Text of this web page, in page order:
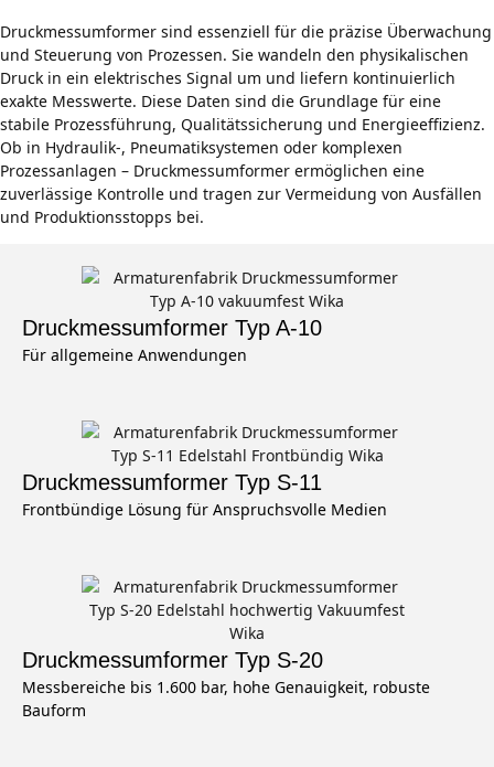
Druckmessumformer sind essenziell für die präzise Überwachung
und Steuerung von Prozessen. Sie wandeln den physikalischen
Druck in ein elektrisches Signal um und liefern kontinuierlich
exakte Messwerte. Diese Daten sind die Grundlage für eine
stabile Prozessführung, Qualitätssicherung und Energieeffizienz.
Ob in Hydraulik-, Pneumatiksystemen oder komplexen
Prozessanlagen – Druckmessumformer ermöglichen eine
zuverlässige Kontrolle und tragen zur Vermeidung von Ausfällen
und Produktionsstopps bei.
Druckmessumformer Typ A-10
Für allgemeine Anwendungen
Druckmessumformer Typ S-11
Frontbündige Lösung für Anspruchsvolle Medien
Druckmessumformer Typ S-20
Messbereiche bis 1.600 bar, hohe Genauigkeit, robuste
Bauform